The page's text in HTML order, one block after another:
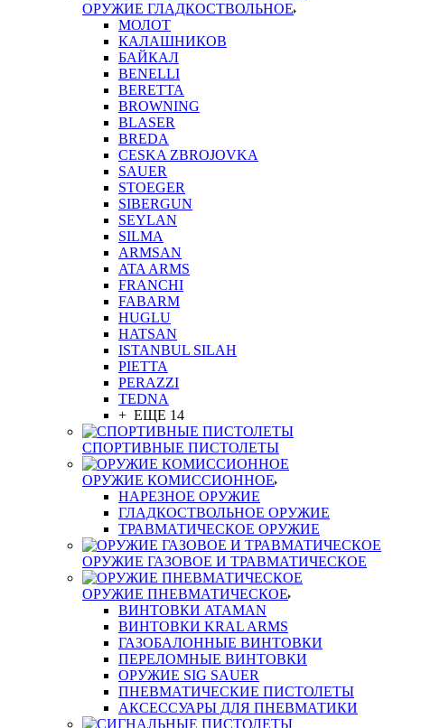
ОРУЖИЕ ГЛАДКОСТВОЛЬНОЕ
МОЛОТ
КАЛАШНИКОВ
БАЙКАЛ
BENELLI
BERETTA
BROWNING
BLASER
BREDA
CESKA ZBROJOVKA
SAUER
STOEGER
SIBERGUN
SEYLAN
SILMA
ARMSAN
ATA ARMS
FRANCHI
FABARM
HUGLU
HATSAN
ISTANBUL SILAH
PIETTA
PERAZZI
TEDNA
+ ЕЩЕ 14
СПОРТИВНЫЕ ПИСТОЛЕТЫ
ОРУЖИЕ КОМИССИОННОЕ
НАРЕЗНОЕ ОРУЖИЕ
ГЛАДКОСТВОЛЬНОЕ ОРУЖИЕ
ТРАВМАТИЧЕСКОЕ ОРУЖИЕ
ОРУЖИЕ ГАЗОВОЕ И ТРАВМАТИЧЕСКОЕ
ОРУЖИЕ ПНЕВМАТИЧЕСКОЕ
ВИНТОВКИ ATAMAN
ВИНТОВКИ KRAL ARMS
ГАЗОБАЛОННЫЕ ВИНТОВКИ
ПЕРЕЛОМНЫЕ ВИНТОВКИ
ОРУЖИЕ SIG SAUER
ПНЕВМАТИЧЕСКИЕ ПИСТОЛЕТЫ
АКСЕССУАРЫ ДЛЯ ПНЕВМАТИКИ